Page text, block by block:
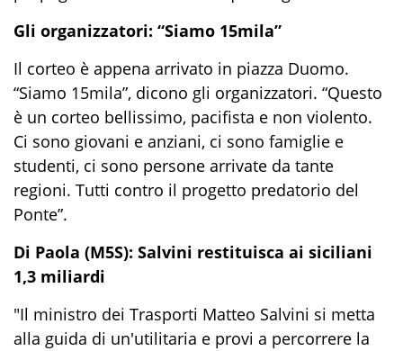
Gli organizzatori: “Siamo 15mila”
Il corteo è appena arrivato in piazza Duomo.
“Siamo 15mila”, dicono gli organizzatori. “Questo
è un corteo bellissimo, pacifista e non violento.
Ci sono giovani e anziani, ci sono famiglie e
studenti, ci sono persone arrivate da tante
regioni. Tutti contro il progetto predatorio del
Ponte”.
Di Paola (M5S): Salvini restituisca ai siciliani
1,3 miliardi
"Il ministro dei Trasporti Matteo Salvini si metta
alla guida di un'utilitaria e provi a percorrere la